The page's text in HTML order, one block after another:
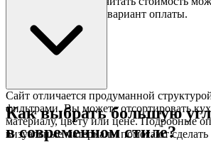
выбрав подходящий вариант оплаты.
Сайт отличается продуманной
фильтрами. Вы можете отсортировать
материалу, цвету или цене. Подробные
визуальные материалы помогают
Как выбрать большую
в современном стиле?